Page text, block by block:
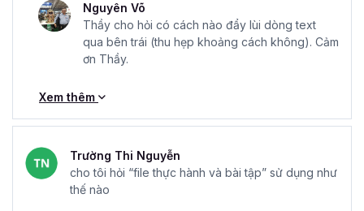
Nguyên Võ
Thầy cho hỏi có cách nào đẩy lùi dòng text
qua bên trái (thu hẹp khoảng cách không). Cảm
ơn Thầy.
Xem thêm
Trường Thi Nguyễn
cho tôi hỏi “file thực hành và bài tập” sử dụng như
thế nào